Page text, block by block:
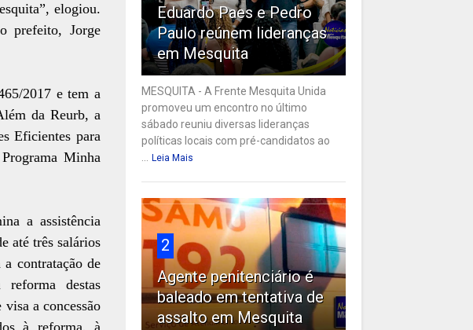
elogiou.
prefeito, Jorge
2017 e tem a
da Reurb, a
Eficientes para
Minha
a assistência
até três salários
contratação de
destas
a concessão
Eduardo Paes e Pedro
Paulo reúnem lideranças
em Mesquita
MESQUITA - A Frente Mesquita Unida
promoveu um encontro no último
sábado reuniu diversas lideranças
políticas locais com pré-candidatos ao
... Leia Mais
2
Agente penitenciário é
baleado em tentativa de
assalto em Mesquita